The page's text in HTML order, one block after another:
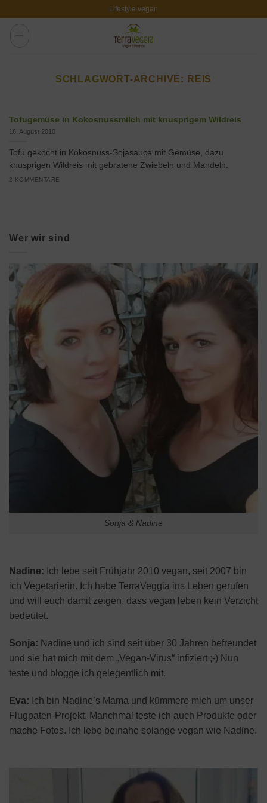
Lifestyle vegan
SCHLAGWORT-ARCHIVE: REIS
Tofugemüse in Kokosnussmilch mit knusprigem Wildreis
16. August 2010
Tofu gekocht in Kokosnuss-Sojasauce mit Gemüse, dazu
knusprigen Wildreis mit gebratene Zwiebeln und Mandeln.
2 KOMMENTARE
Wer wir sind
Sonja & Nadine
Nadine: Ich lebe seit Frühjahr 2010 vegan, seit 2007 bin
ich Vegetarierin. Ich habe TerraVeggia ins Leben gerufen
und will euch damit zeigen, dass vegan leben kein Verzicht
bedeutet.
Sonja: Nadine und ich sind seit über 30 Jahren befreundet
und sie hat mich mit dem „Vegan-Virus“ infiziert ;-) Nun
teste und blogge ich gelegentlich mit.
Eva: Ich bin Nadine’s Mama und kümmere mich um unser
Flugpaten-Projekt. Manchmal teste ich auch Produkte oder
mache Fotos. Ich lebe beinahe solange vegan wie Nadine.